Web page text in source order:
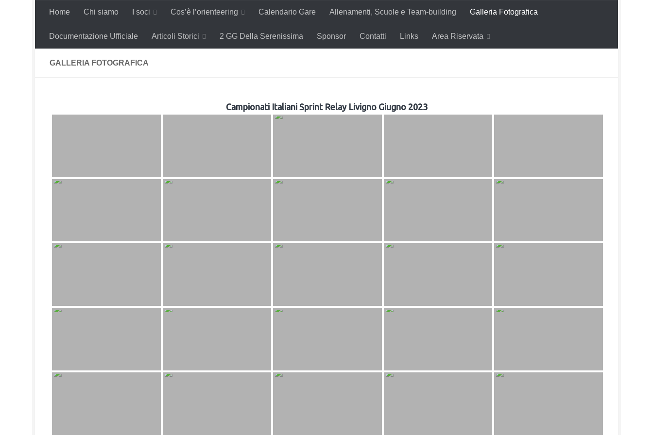
Salta al contenuto
Home Chi siamo I soci Cos’è l’orienteering Calendario Gare Allenamenti, Scuole e Team-building Galleria Fotografica
Documentazione Ufficiale Articoli Storici 2 GG Della Serenissima Sponsor Contatti Links Area Riservata
GALLERIA FOTOGRAFICA
Campionati Italiani Sprint Relay Livigno Giugno 2023